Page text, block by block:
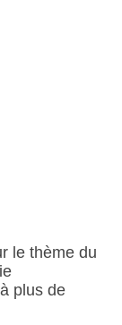
le thème du
plus de